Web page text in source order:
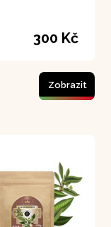
300 Kč
Zobrazit